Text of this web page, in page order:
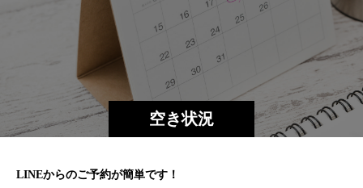
空き状況
LINEからのご予約が簡単です！